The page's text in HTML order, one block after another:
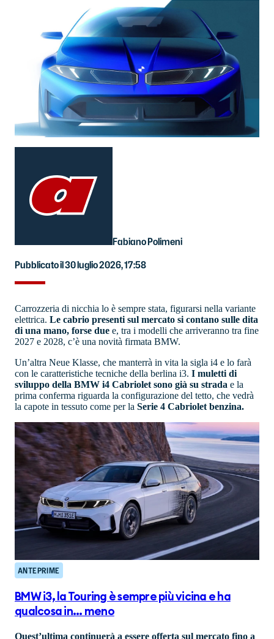
Fabiano Polimeni
Pubblicato il 30 luglio 2026, 17:58
Carrozzeria di nicchia lo è sempre stata, figurarsi nella variante
elettrica. Le cabrio presenti sul mercato si contano sulle dita
di una mano, forse due e, tra i modelli che arriveranno tra fine
2027 e 2028, c’è una novità firmata BMW.
Un’altra Neue Klasse, che manterrà in vita la sigla i4 e lo farà
con le caratteristiche tecniche della berlina i3. I muletti di
sviluppo della BMW i4 Cabriolet sono già su strada e la
prima conferma riguarda la configurazione del tetto, che vedrà
la capote in tessuto come per la Serie 4 Cabriolet benzina.
ANTEPRIME
BMW i3, la Touring è sempre più vicina e ha
qualcosa in... meno
Quest’ultima continuerà a essere offerta sul mercato fino a